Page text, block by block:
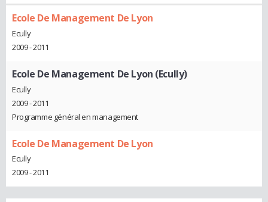
Ecole De Management De Lyon
Ecully
2009 - 2011
Ecole De Management De Lyon (Ecully)
Ecully
2009 - 2011
Programme général en management
Ecole De Management De Lyon
Ecully
2009 - 2011